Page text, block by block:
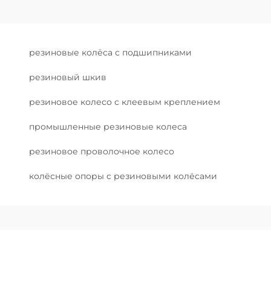
резиновые колёса с подшипниками
резиновый шкив
резиновое колесо с клеевым креплением
промышленные резиновые колеса
резиновое проволочное колесо
колёсные опоры с резиновыми колёсами